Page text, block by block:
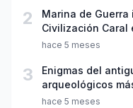
2
Marina de
Civilización Caral
hace 5 meses
3
Enigmas del
arqueológicos
hace 5 meses